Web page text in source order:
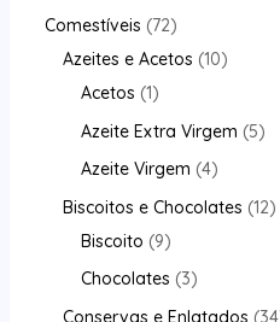
Comestíveis 72
Azeites e Acetos 10
Acetos 1
Azeite Extra Virgem 5
Azeite Virgem 4
Biscoitos e Chocolates 12
Biscoito 9
Chocolates 3
Conservas e Enlatados 34